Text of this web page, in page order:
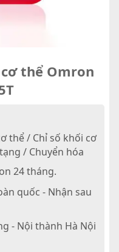
thể Omron
thể / Chỉ số khối cơ
/ Chuyển hóa
24 tháng.
quốc - Nhận sau
- Nội thành Hà Nội